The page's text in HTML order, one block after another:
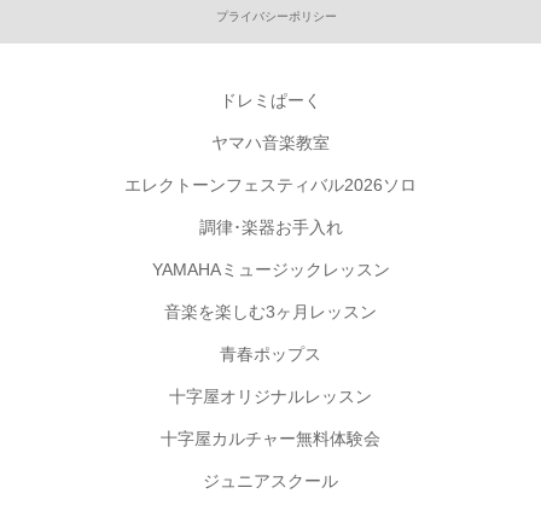
プライバシーポリシー
ドレミぱーく
ヤマハ音楽教室
エレクトーンフェスティバル2026ソロ
調律･楽器お手入れ
YAMAHAミュージックレッスン
音楽を楽しむ3ヶ月レッスン
青春ポップス
十字屋オリジナルレッスン
十字屋カルチャー無料体験会
ジュニアスクール